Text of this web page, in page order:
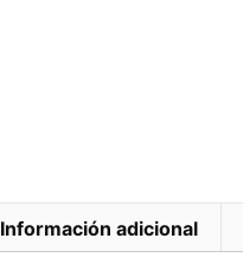
Información adicional